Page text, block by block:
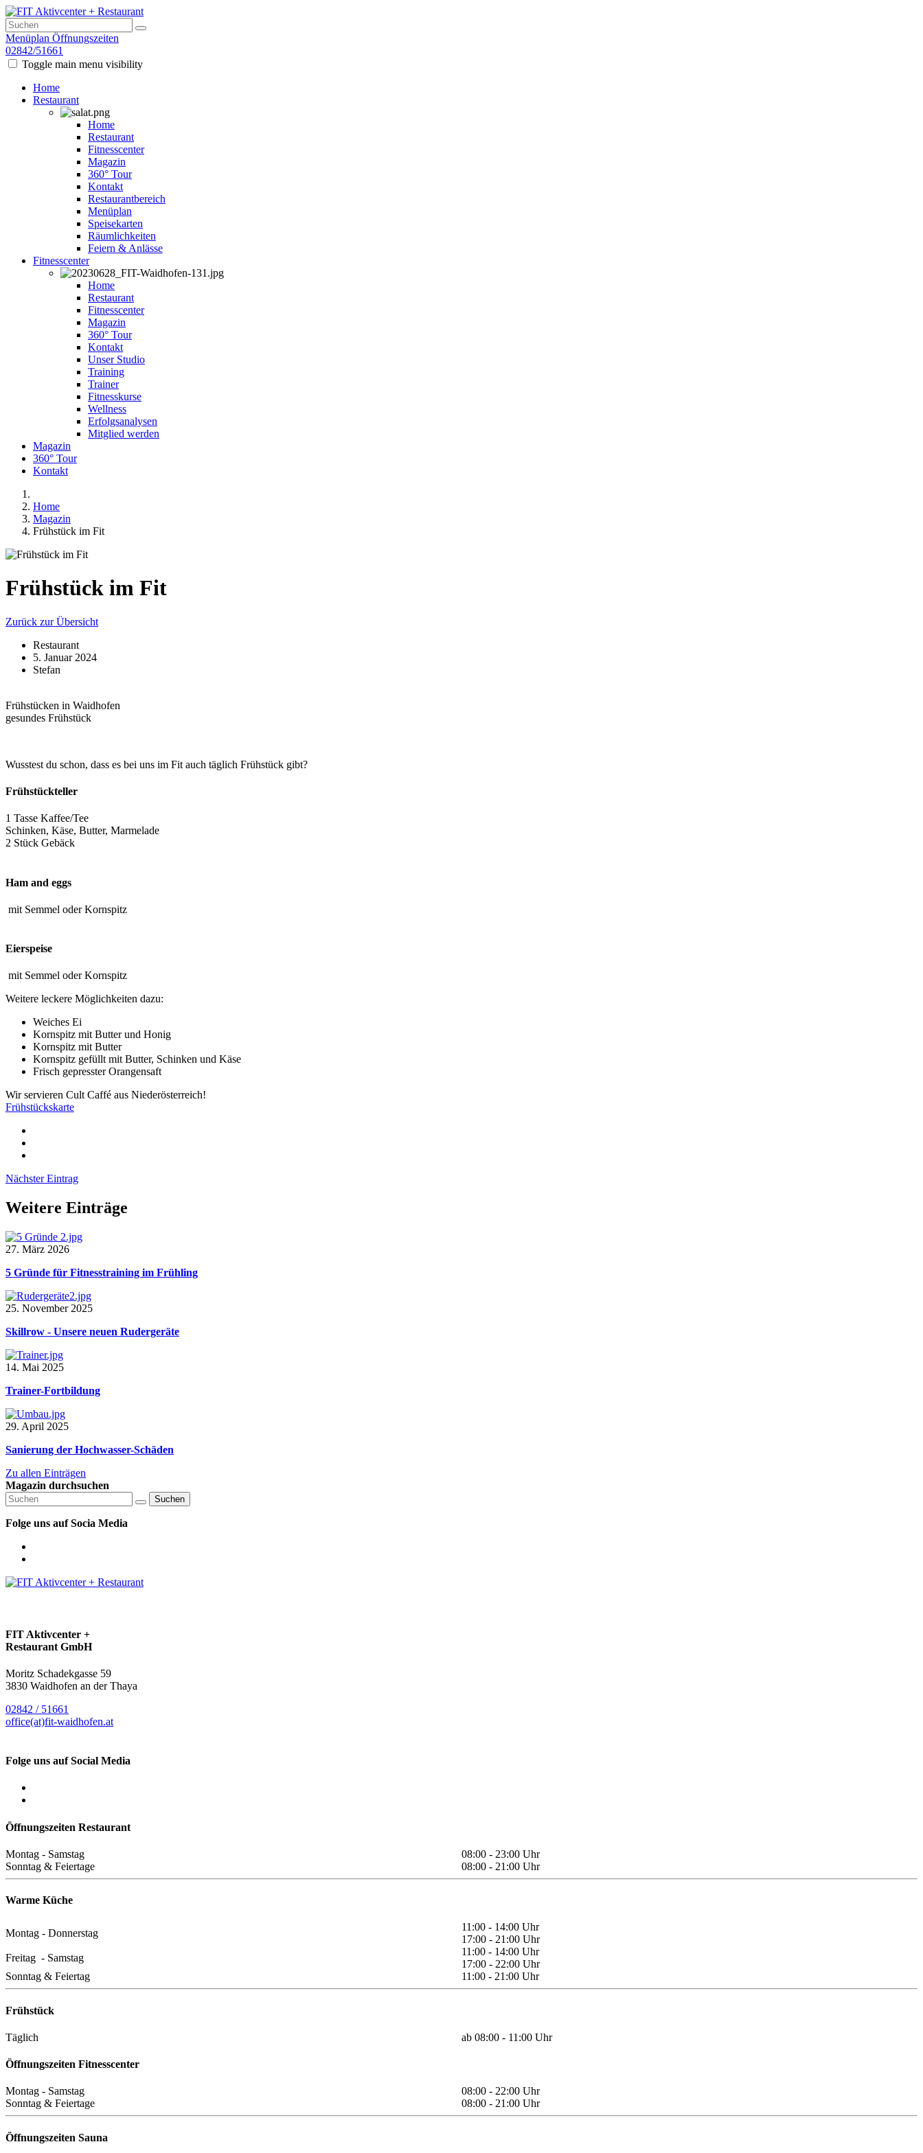
Menüplan Öffnungszeiten
02842/51661
Toggle main menu visibility
Home
Restaurant
Home
Restaurant
Fitnesscenter
Magazin
360° Tour
Kontakt
Restaurantbereich
Menüplan
Speisekarten
Räumlichkeiten
Feiern & Anlässe
Fitnesscenter
Home
Restaurant
Fitnesscenter
Magazin
360° Tour
Kontakt
Unser Studio
Training
Trainer
Fitnesskurse
Wellness
Erfolgsanalysen
Mitglied werden
Magazin
360° Tour
Kontakt
Home
Magazin
Frühstück im Fit
Frühstück im Fit
Zurück zur Übersicht
Restaurant
5. Januar 2024
Stefan
Frühstücken in Waidhofen
gesundes Frühstück
Wusstest du schon, dass es bei uns im Fit auch täglich Frühstück gibt?
Frühstückteller
1 Tasse Kaffee/Tee
Schinken, Käse, Butter, Marmelade
2 Stück Gebäck
Ham and eggs
mit Semmel oder Kornspitz
Eierspeise
mit Semmel oder Kornspitz
Weitere leckere Möglichkeiten dazu:
Weiches Ei
Kornspitz mit Butter und Honig
Kornspitz mit Butter
Kornspitz gefüllt mit Butter, Schinken und Käse
Frisch gepresster Orangensaft
Wir servieren Cult Caffé aus Niederösterreich!
Frühstückskarte
Nächster Eintrag
Weitere Einträge
27. März 2026
5 Gründe für Fitnesstraining im Frühling
25. November 2025
Skillrow - Unsere neuen Rudergeräte
14. Mai 2025
Trainer-Fortbildung
29. April 2025
Sanierung der Hochwasser-Schäden
Zu allen Einträgen
Magazin durchsuchen
Suchen
Folge uns auf Socia Media
FIT Aktivcenter +
Restaurant GmbH
Moritz Schadekgasse 59
3830 Waidhofen an der Thaya
02842 / 51661
office(at)fit-waidhofen.at
Folge uns auf Social Media
Öffnungszeiten Restaurant
Montag - Samstag
08:00 - 23:00 Uhr
Sonntag & Feiertage
08:00 - 21:00 Uhr
Warme Küche
Montag - Donnerstag
11:00 - 14:00 Uhr
17:00 - 21:00 Uhr
Freitag - Samstag
11:00 - 14:00 Uhr
17:00 - 22:00 Uhr
Sonntag & Feiertag
11:00 - 21:00 Uhr
Frühstück
Täglich ab 08:00 - 11:00 Uhr
Öffnungszeiten Fitnesscenter
Montag - Samstag
08:00 - 22:00 Uhr
Sonntag & Feiertage
08:00 - 21:00 Uhr
Öffnungszeiten Sauna